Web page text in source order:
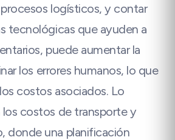
logísticos, y contar
tecnológicas que ayuden a
puede aumentar la
los errores humanos, lo que
costos asociados. Lo
los costos de transporte y
donde una planificación